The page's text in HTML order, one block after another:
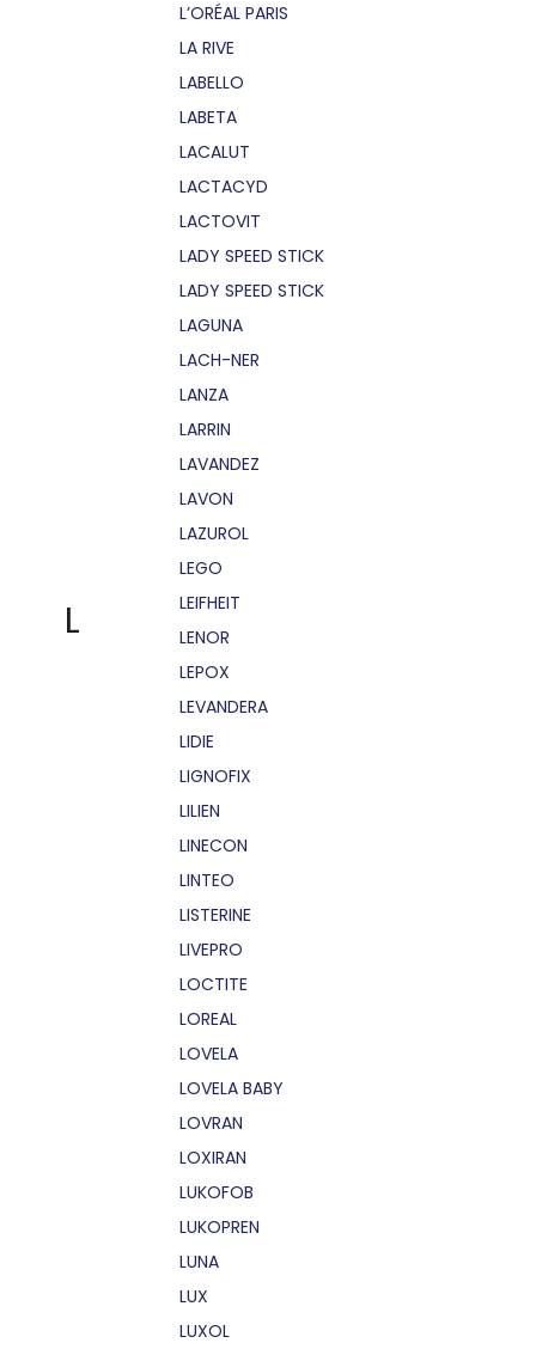
L
L’ORÉAL PARIS
LA RIVE
LABELLO
LABETA
LACALUT
LACTACYD
LACTOVIT
LADY SPEED STICK
LADY SPEED STICK
LAGUNA
LACH-NER
LANZA
LARRIN
LAVANDEZ
LAVON
LAZUROL
LEGO
LEIFHEIT
LENOR
LEPOX
LEVANDERA
LIDIE
LIGNOFIX
LILIEN
LINECON
LINTEO
LISTERINE
LIVEPRO
LOCTITE
LOREAL
LOVELA
LOVELA BABY
LOVRAN
LOXIRAN
LUKOFOB
LUKOPREN
LUNA
LUX
LUXOL